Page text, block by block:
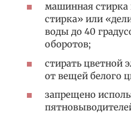
машинная
стирка» или
воды до 40
оборотов;
стирать цветной
от вещей белого
запрещено